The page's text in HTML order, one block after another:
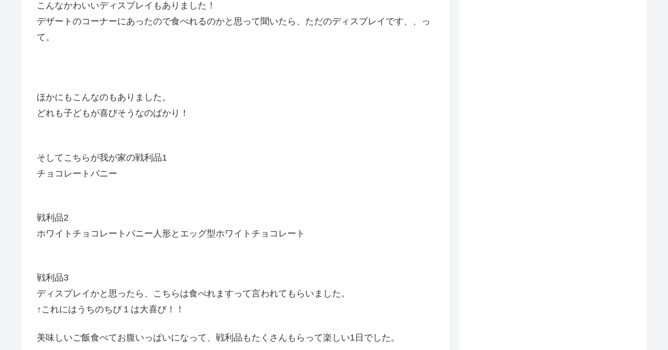
こんなかわいいディスプレイもありました！
デザートのコーナーにあったので食べれるのかと思って聞いたら、ただのディスプレイです、、っ
て。
ほかにもこんなのもありました。
どれも子どもが喜びそうなのばかり！
そしてこちらが我が家の戦利品1
チョコレートバニー
戦利品2
ホワイトチョコレートバニー人形とエッグ型ホワイトチョコレート
戦利品3
ディスプレイかと思ったら、こちらは食べれますって言われてもらいました。
↑これにはうちのちび１は大喜び！！
美味しいご飯食べてお腹いっぱいになって、戦利品もたくさんもらって楽しい1日でした。